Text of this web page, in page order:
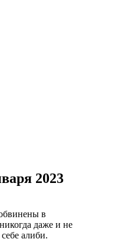
2023
в
даже и не
алиби.